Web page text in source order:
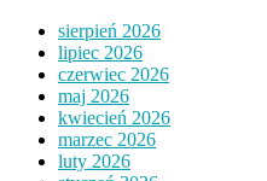
sierpień 2026
lipiec 2026
czerwiec 2026
maj 2026
kwiecień 2026
marzec 2026
luty 2026